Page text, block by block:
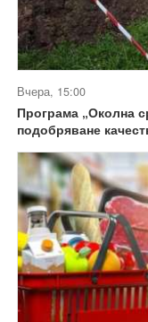
Вчера, 15:00
Програма „Околна
подобряване